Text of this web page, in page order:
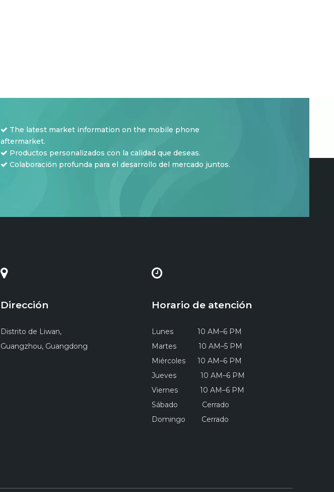
 The latest market information on the mobile phone
aftermarket.
 Productos personalizados con la calidad que deseas.
 ​​​​​​​ Colaboración profunda para el desarrollo del mercado juntos.
Dirección
Distrito de Liwan,
Guangzhou, Guangdong
Horario de atención
Lunes 10 AM–6 PM
Martes 10 AM–5 PM
Miércoles 10 AM–6 PM
Jueves 10 AM–6 PM
Viernes 10 AM–6 PM
Sábado Cerrado
Domingo Cerrado